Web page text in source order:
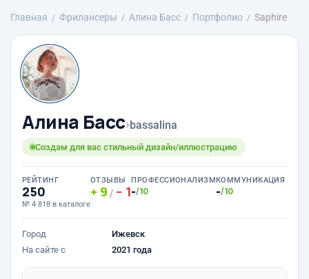
Главная Фрилансеры Алина Басс Портфолио Saphire
Алина Басс›bassalina
Создам для вас стильный дизайн/иллюстрацию
РЕЙТИНГ
250
№ 4 818 в каталоге
ОТЗЫВЫ
9 / 1
ПРОФЕССИОНАЛИЗМ
-/10
КОММУНИКАЦИЯ
-/10
Город
Ижевск
На сайте с
2021 года